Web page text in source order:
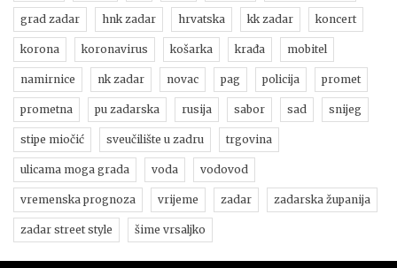
grad zadar hnk zadar hrvatska kk zadar koncert
korona koronavirus košarka krađa mobitel
namirnice nk zadar novac pag policija promet
prometna pu zadarska rusija sabor sad snijeg
stipe miočić sveučilište u zadru trgovina
ulicama moga grada voda vodovod
vremenska prognoza vrijeme zadar zadarska županija
zadar street style šime vrsaljko